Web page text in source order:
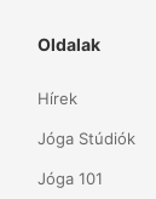
Oldalak
Hírek
Jóga Stúdiók
Jóga 101